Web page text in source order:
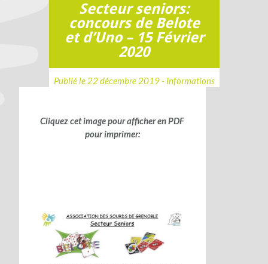
Secteur seniors:
concours de Belote
et d’Uno – 15 Février
2020
Publié le 22 décembre 2019 - Informations
Cliquez cet image pour afficher en PDF
pour imprimer: